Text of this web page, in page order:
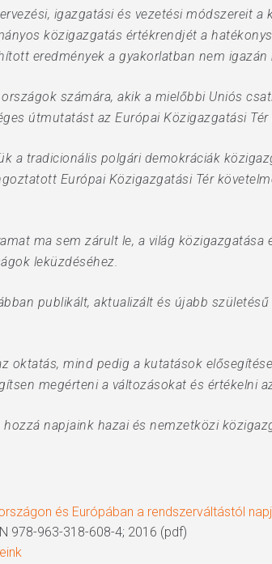
igazgatási és vezetési módszereit
közigazgatás értékrendjét a
eredmények a gyakorlatban nem
számára, akik a mielőbbi Uniós
útmutatást az Európai Közigazgatási
a tradicionális polgári demokráciák
Európai Közigazgatási Tér
ma sem zárult le, a világ
leküzdéséhez.
publikált, aktualizált és újabb
oktatás, mind pedig a kutatások
megérteni a változásokat és értékelni
napjaink hazai és nemzetközi
és Európában a rendszerváltástól
978-963-318-608-4; 2016 (pdf)